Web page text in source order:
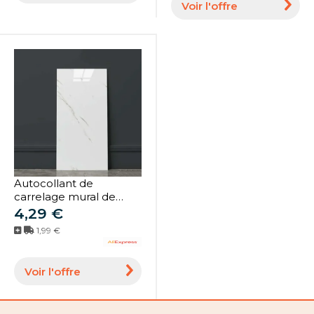
sol en vinyle
Voir l'offre
Autocollant de
carrelage mural de
dosseret, imperméable,
Imitation marbre en
PVC, pour buanderie,
4,29 €
1,99 €
Voir l'offre